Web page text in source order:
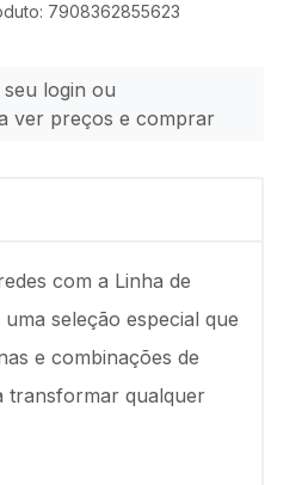
7908362855623
seu login ou
ver preços e comprar
com a Linha de
seleção especial que
e combinações de
transformar qualquer